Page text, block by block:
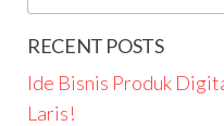
RECENT POSTS
Ide Bisnis Produk
Laris!